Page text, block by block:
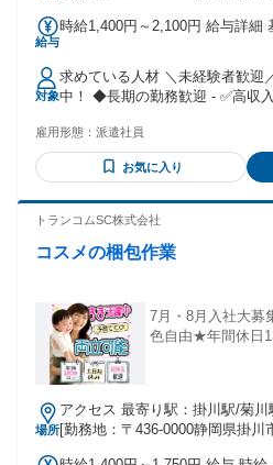
給与
時給1,400円～2,100円 給与詳細
稼働分前払可(規定) ◎入社から3
対象
求めている人材 ＼未経験者歓
中！ ◆長期の勤務歓迎 - ✅高収入の仕事でたくさん稼ぎた
パートの経験しかない… という
雇用形態： 派遣社員
お気に入り
トランコムSC株式会社
コスメの梱包作業
7月・8月入社大
色自由★年間休日
場所
アクセス 最寄り駅：掛川駅/菊川
[勤務地：〒436-0000静岡県掛川